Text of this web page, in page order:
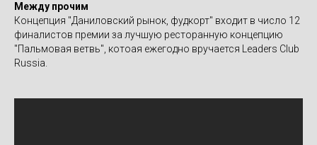
Между прочим
Концепция "Даниловский рынок, фудкорт" входит в число 12
финалистов премии за лучшую ресторанную концепцию
"Пальмовая ветвь", котоая ежегодно вручается Leaders Club
Russia.